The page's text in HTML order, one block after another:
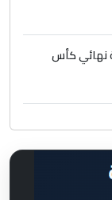
نهائي كأس